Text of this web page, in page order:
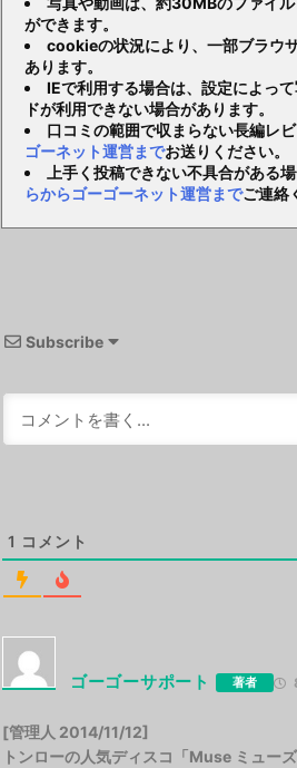
ができます。
cookieの状況により、一部ブラウ
あります。
IEで利用する場合は、設定によっ
ドが利用できない場合があります。
口コミの範囲で収まらない長編レビ
ゴーネット運営までお送りください。
上手く投稿できない不具合がある
らからゴーゴーネット運営までご連絡
Subscribe
1 コメント
ゴーゴーサポート 著者
[管理人 2014/11/12]
トンローの人気ディスコ「Muse ミュー